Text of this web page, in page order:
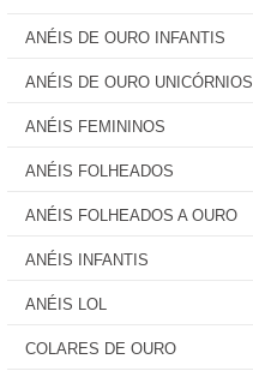
ANÉIS DE OURO INFANTIS
ANÉIS DE OURO UNICÓRNIOS
ANÉIS FEMININOS
ANÉIS FOLHEADOS
ANÉIS FOLHEADOS A OURO
ANÉIS INFANTIS
ANÉIS LOL
COLARES DE OURO